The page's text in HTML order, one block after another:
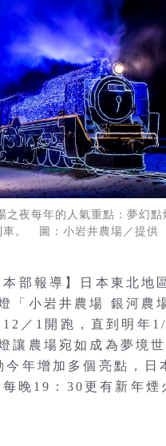
之夜每年的人氣重點：夢幻點
車。 圖：小岩井農場／提供
本部報導】日本東北地
「小岩井農場 銀河農
／1開跑，直到明年1/
讓農場宛如成為夢境
今年增加多個亮點，日
晚19：30更有新年煙